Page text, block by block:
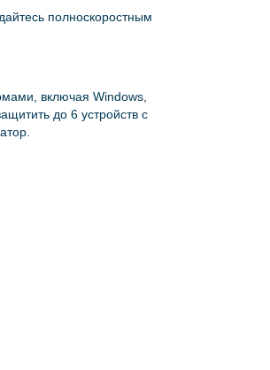
полноскоростным
включая Windows,
до 6 устройств с